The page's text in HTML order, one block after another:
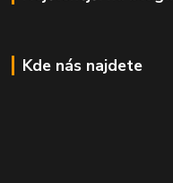
Kde nás najdete